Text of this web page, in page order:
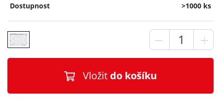
Dostupnost
>1000 ks
Vložit do košíku